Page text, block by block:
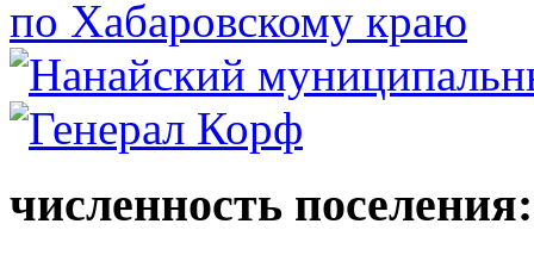
численность поселения: